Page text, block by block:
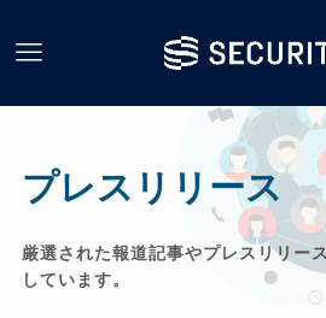
プレスリリース
厳選された報道記事やプレスリリー
しています。